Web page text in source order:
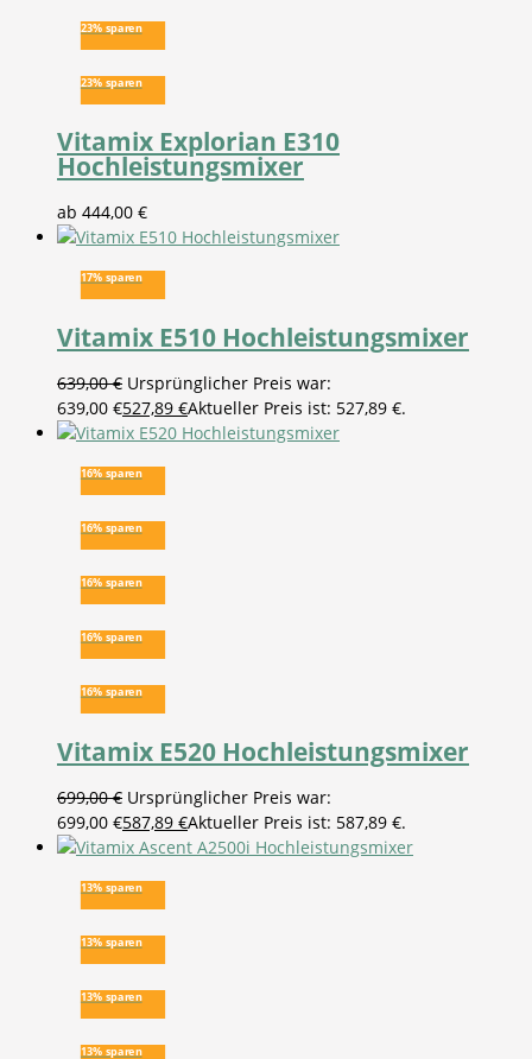
23% sparen
23% sparen
Vitamix Explorian E310
Hochleistungsmixer
ab 444,00 €
17% sparen
Vitamix E510 Hochleistungsmixer
639,00€ Ursprünglicher Preis war:
639,00 €527,89 €Aktueller Preis ist: 527,89 €.
16% sparen
16% sparen
16% sparen
16% sparen
16% sparen
Vitamix E520 Hochleistungsmixer
699,00€ Ursprünglicher Preis war:
699,00 €587,89 €Aktueller Preis ist: 587,89 €.
13% sparen
13% sparen
13% sparen
13% sparen